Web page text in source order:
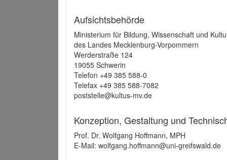
Aufsichtsbehörde
Ministerium für Bildung, Wissenschaft und
des Landes Mecklenburg-Vorpommern
Werderstraße 124
19055 Schwerin
Telefon +49 385 588-0
Telefax +49 385 588-7082
poststelle@kultus-mv.de
Konzeption, Gestaltung und
Prof. Dr. Wolfgang Hoffmann, MPH
E-Mail: wolfgang.hoffmann@uni-greifswald.de